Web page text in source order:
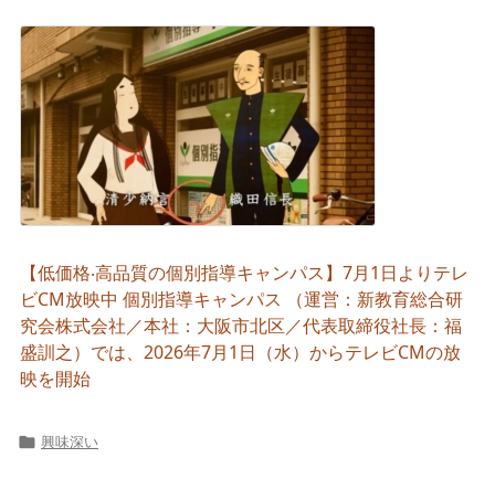
【低価格‧⾼品質の個別指導キャンパス】7⽉1⽇よりテレ
ビCM放映中 個別指導キャンパス （運営：新教育総合研
究会株式会社／本社：大阪市北区／代表取締役社長：福
盛訓之）では、2026年7月1日（水）からテレビCMの放
映を開始
 興味深い